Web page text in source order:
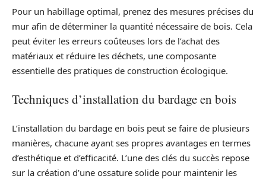
Pour un habillage optimal, prenez des mesures précises du
mur afin de déterminer la quantité nécessaire de bois. Cela
peut éviter les erreurs coûteuses lors de l’achat des
matériaux et réduire les déchets, une composante
essentielle des pratiques de construction écologique.
Techniques d’installation du bardage en bois
L’installation du bardage en bois peut se faire de plusieurs
manières, chacune ayant ses propres avantages en termes
d’esthétique et d’efficacité. L’une des clés du succès repose
sur la création d’une ossature solide pour maintenir les